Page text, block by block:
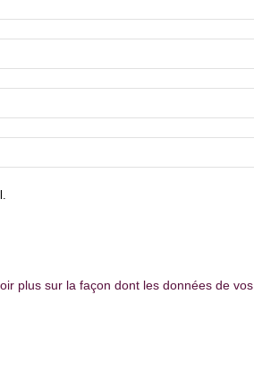
plus sur la façon dont les données de vos